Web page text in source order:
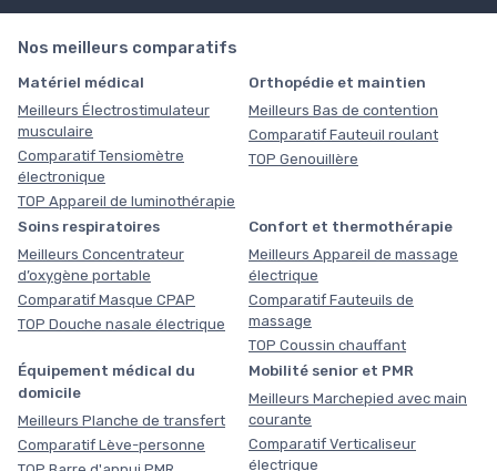
Nos meilleurs comparatifs
Matériel médical
Meilleurs Électrostimulateur
musculaire
Comparatif Tensiomètre
électronique
TOP Appareil de luminothérapie
Orthopédie et maintien
Meilleurs Bas de contention
Comparatif Fauteuil roulant
TOP Genouillère
Soins respiratoires
Meilleurs Concentrateur
d’oxygène portable
Comparatif Masque CPAP
TOP Douche nasale électrique
Confort et thermothérapie
Meilleurs Appareil de massage
électrique
Comparatif Fauteuils de
massage
TOP Coussin chauffant
Équipement médical du
domicile
Meilleurs Planche de transfert
Comparatif Lève-personne
Mobilité senior et PMR
Meilleurs Marchepied avec main
courante
Comparatif Verticaliseur
électrique